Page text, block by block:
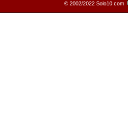
© 2002/2022 Solo10.com